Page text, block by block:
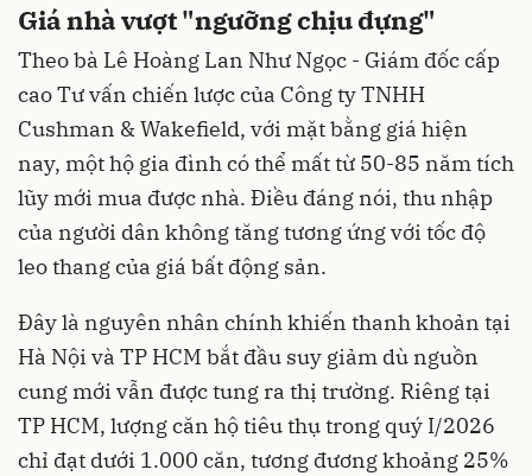
Giá nhà vượt "ngưỡng chịu đựng"
Theo bà Lê Hoàng Lan Như Ngọc - Giám đốc cấp
cao Tư vấn chiến lược của Công ty TNHH
Cushman & Wakefield, với mặt bằng giá hiện
nay, một hộ gia đình có thể mất từ 50-85 năm tích
lũy mới mua được nhà. Điều đáng nói, thu nhập
của người dân không tăng tương ứng với tốc độ
leo thang của giá bất động sản.
Đây là nguyên nhân chính khiến thanh khoản tại
Hà Nội và TP HCM bắt đầu suy giảm dù nguồn
cung mới vẫn được tung ra thị trường. Riêng tại
TP HCM, lượng căn hộ tiêu thụ trong quý I/2026
chỉ đạt dưới 1.000 căn, tương đương khoảng 25%